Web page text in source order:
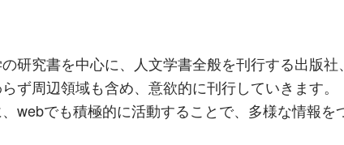
研究書を中心に、人文学書全般を刊行する出版社
ず周辺領域も含め、意欲的に刊行していきます。
webでも積極的に活動することで、多様な情報